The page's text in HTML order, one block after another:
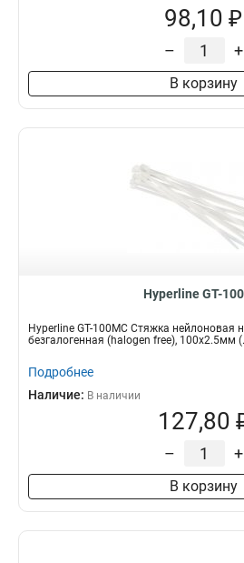
98,10 ₽
– +
В корзину
Hyperline GT-
Hyperline GT-100MC Стяжка нейлоновая
безгалогенная (halogen free), 100x2.5мм
Подробнее
Наличие: В наличии
127,80
– +
В корзину